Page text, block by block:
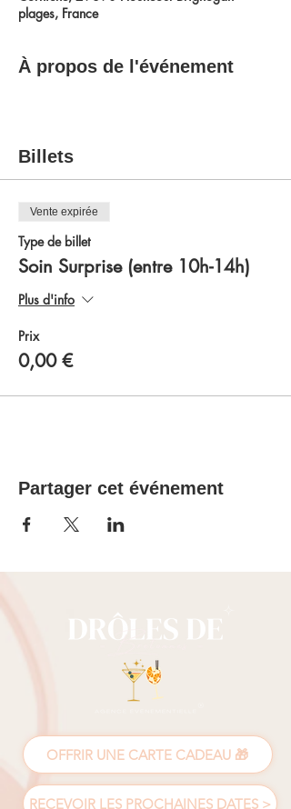
plages, France
À propos de l'événement
Billets
Vente expirée
Type de billet
Soin Surprise (entre 10h-14h)
Plus d'info
Prix
0,00 €
Partager cet événement
OFFRIR UNE CARTE CADEAU 🎁
RECEVOIR LES PROCHAINES DATES >